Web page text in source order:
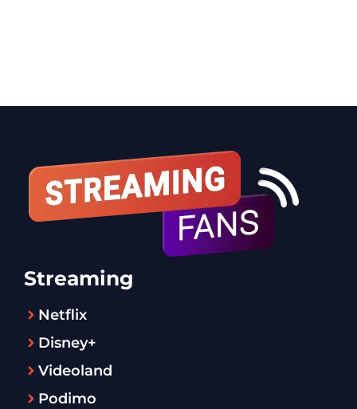
Streaming
Netflix
Disney+
Videoland
Podimo